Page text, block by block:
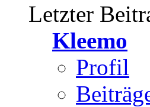
Letzter
Kleemo
Profil